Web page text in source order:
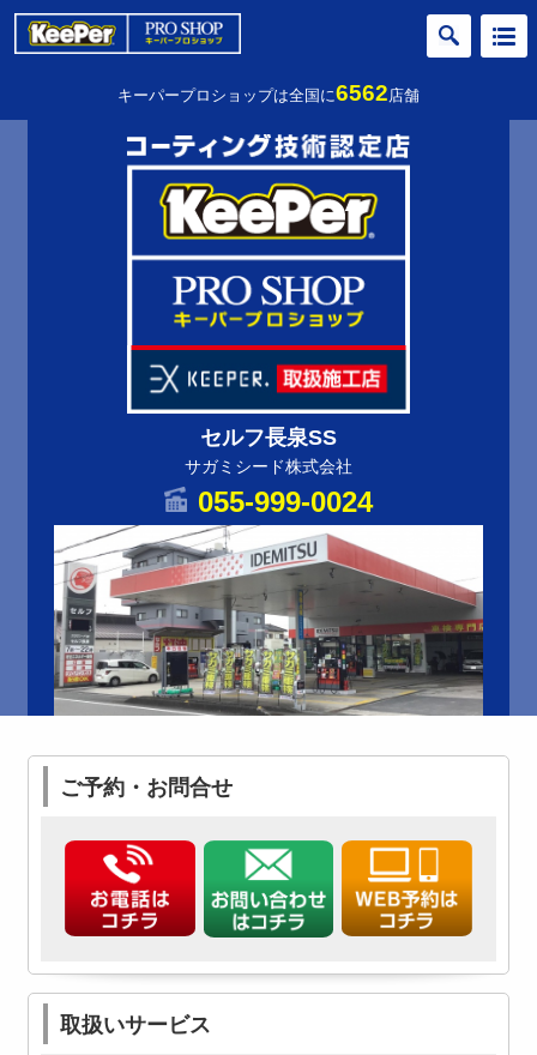
キーパープロショップは全国に6562店舗
セルフ長泉SS
サガミシード株式会社
055-999-0024
ご予約・お問合せ
取扱いサービス